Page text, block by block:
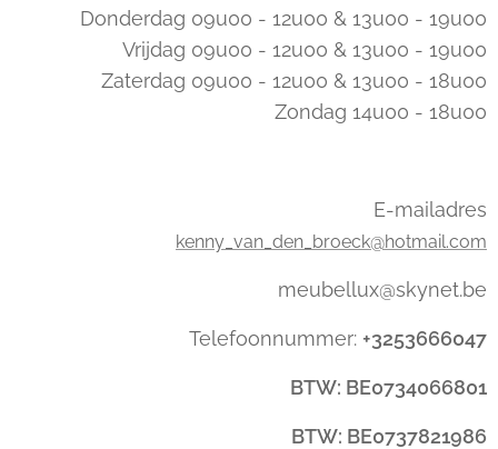
Donderdag 09u00 - 12u00 & 13u00 - 19u00
Vrijdag 09u00 - 12u00 & 13u00 - 19u00
Zaterdag 09u00 - 12u00 & 13u00 - 18u00
Zondag 14u00 - 18u00
E-mailadres
kenny_van_den_broeck@hotmail.com
meubellux@skynet.be
Telefoonnummer: +3253666047
BTW: BE0734066801
BTW: BE0737821986